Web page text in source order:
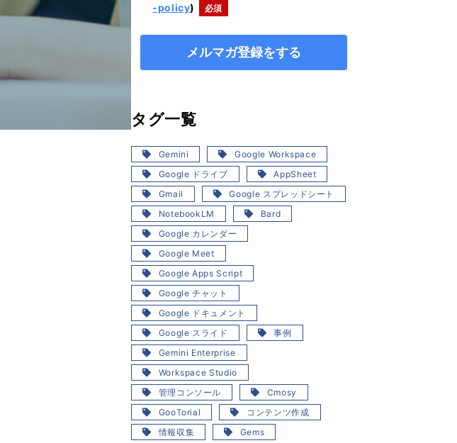
-policy)
タグ一覧
Gemini
Google Workspace
Google ドライブ
AppSheet
Gmail
Google スプレッドシート
NotebookLM
Bard
Google カレンダー
Google Meet
Google Apps Script
Google チャット
Google ドキュメント
Google スライド
事例
Gemini Enterprise
Workspace Studio
管理コンソール
Cmosy
GooTorial
コンテンツ作成
情報収集
Gems